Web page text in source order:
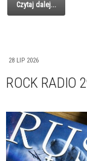
Czytaj dalej...
28 LIP 2026
ROCK RADIO